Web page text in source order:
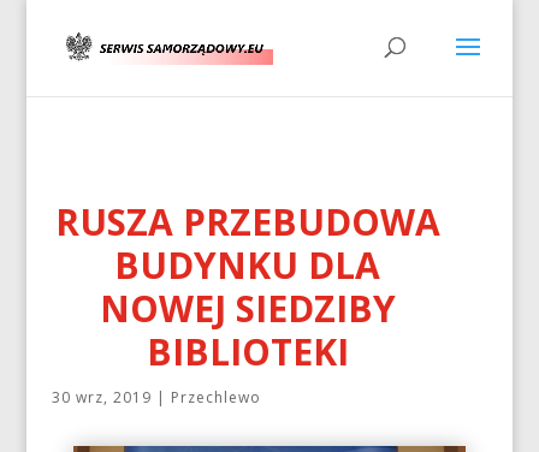
RUSZA PRZEBUDOWA
BUDYNKU DLA
NOWEJ SIEDZIBY
BIBLIOTEKI
30 wrz, 2019 | Przechlewo